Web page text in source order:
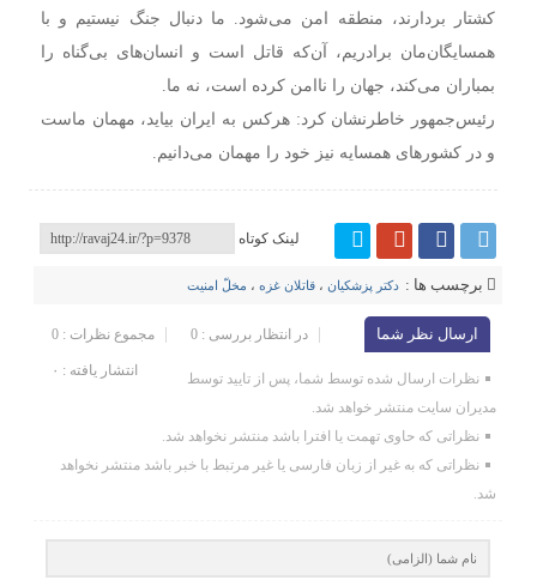
کشتار بردارند، منطقه امن می‌شود. ما دنبال جنگ نیستیم و با
همسایگان‌مان برادریم، آن‌که قاتل است و انسان‌های بی‌گناه را
بمباران می‌کند، جهان را ناامن کرده است، نه ما.
رئیس‌جمهور خاطرنشان کرد: هرکس به ایران بیاید، مهمان ماست
و در کشورهای همسایه نیز خود را مهمان می‌دانیم.
لینک کوتاه
برچسب ها : دکتر پزشکیان ،قاتلان غزه ، مخلّ امنیت
ارسال نظر شما مجموع نظرات : 0 در انتظار بررسی : 0
انتشار یافته : ۰
نظرات ارسال شده توسط شما، پس از تایید توسط
مدیران سایت منتشر خواهد شد.
نظراتی که حاوی تهمت یا افترا باشد منتشر نخواهد شد.
نظراتی که به غیر از زبان فارسی یا غیر مرتبط با خبر باشد منتشر نخواهد
شد.